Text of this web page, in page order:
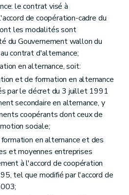
le contrat visé à
de coopération-cadre du
les modalités sont
du Gouvernement wallon du
contrat d'alternance;
en alternance, soit:
et de formation en alternance
par le décret du 3 juillet 1991
secondaire en alternance, y
coopérants dont ceux de
sociale;
en alternance et des
et moyennes entreprises
à l'accord de coopération
tel que modifié par l'accord de